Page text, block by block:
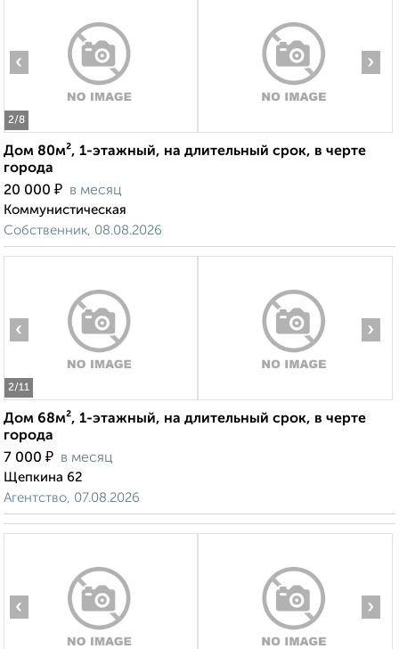
2/8
‹ ›
Дом 80м², 1-этажный, на длительный срок, в черте
города
20 000 ₽ в месяц
Коммунистическая
Собственник, 08.08.2026
2/11
‹ ›
Дом 68м², 1-этажный, на длительный срок, в черте
города
7 000 ₽ в месяц
Щепкина 62
Агентство, 07.08.2026
‹ ›